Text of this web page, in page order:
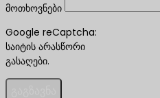
მოთხოვნები
Google reCaptcha:
საიტის არასწორი
გასაღები.